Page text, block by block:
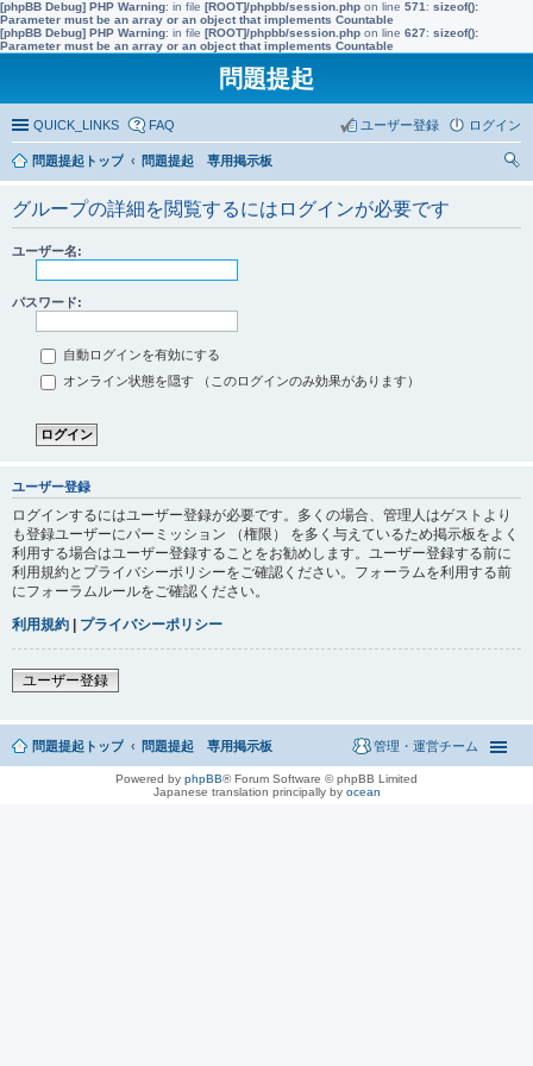
[phpBB Debug] PHP Warning: in file [ROOT]/phpbb/session.php on line 571 : sizeof():
Parameter must be an array or an object that implements Countable
[phpBB Debug] PHP Warning: in file [ROOT]/phpbb/session.php on line 627: sizeof():
Parameter must be an array or an object that implements Countable
問題提起
QUICK_LINKS FAQ ログイン
ユーザー登録
問題提起トップ
問題提起 専用掲示板
グループの詳細を閲覧するにはログインが必要です
ユーザー名:
パスワード:
自動ログインを有効にする
オンライン状態を隠す （このログインのみ効果があります）
ユーザー登録
ログインするにはユーザー登録が必要です。多くの場合、管理人はゲストより
も登録ユーザーにパーミッション （権限） を多く与えているため掲示板をよく
利用する場合はユーザー登録することをお勧めします。ユーザー登録する前に
利用規約とプライバシーポリシーをご確認ください。フォーラムを利用する前
にフォーラムルールをご確認ください。
利用規約 | プライバシーポリシー
ユーザー登録
問題提起トップ 問題提起 専用掲示板 管理・運営チーム
Powered by phpBB® Forum Software © phpBB Limited
Japanese translation principally by ocean